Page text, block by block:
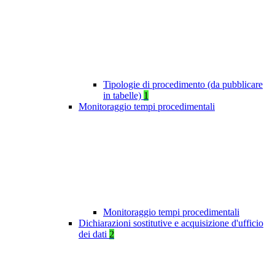
Tipologie di procedimento (da pubblicare
in tabelle) 1
Monitoraggio tempi procedimentali
Monitoraggio tempi procedimentali
Dichiarazioni sostitutive e acquisizione d'ufficio
dei dati 2